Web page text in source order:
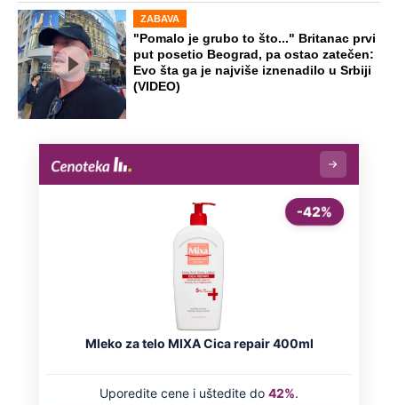
ZABAVA
"Pomalo je grubo to što..." Britanac prvi
put posetio Beograd, pa ostao zatečen:
Evo šta ga je najviše iznenadilo u Srbiji
(VIDEO)